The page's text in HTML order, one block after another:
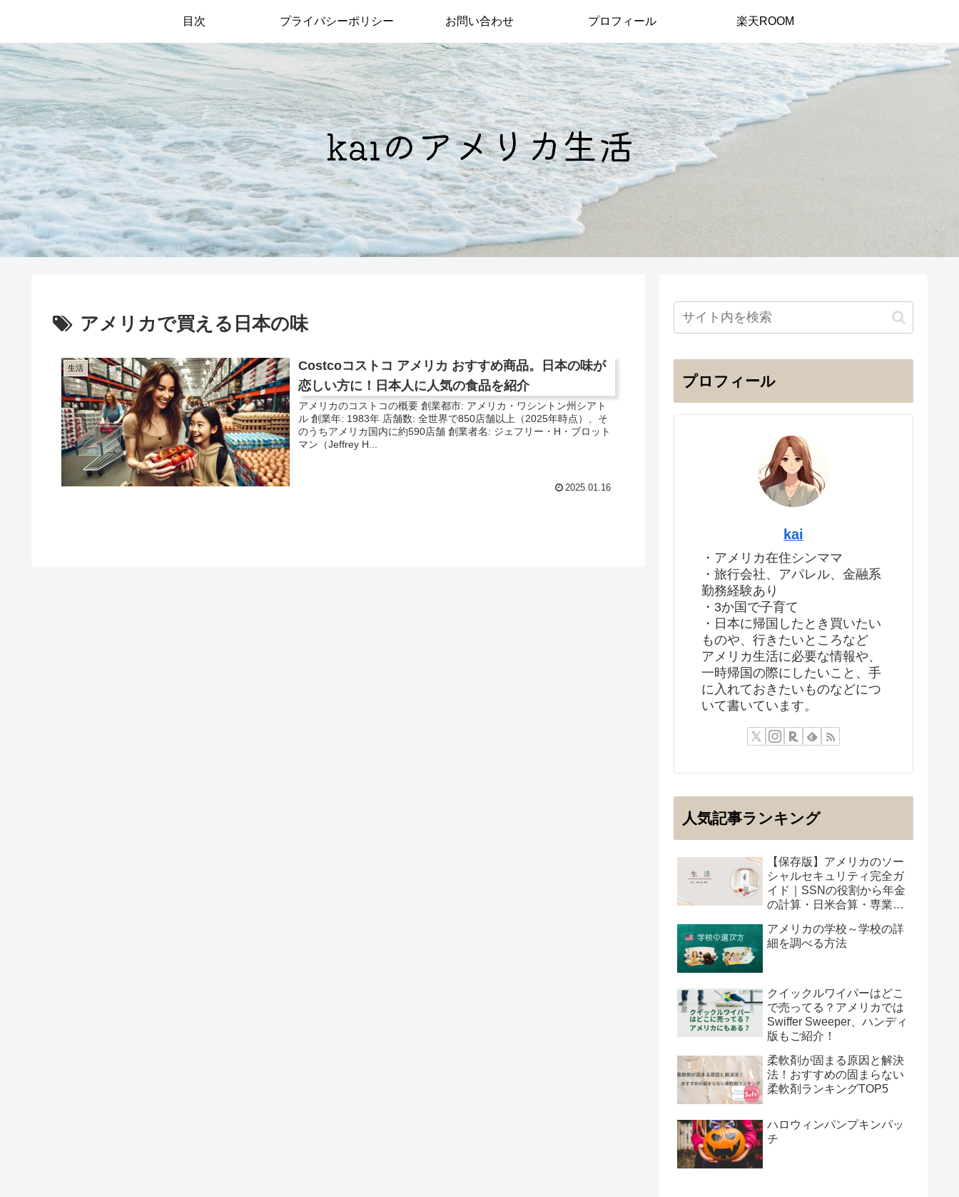
目次 プライバシーポリシー お問い合わせ プロフィール 楽天ROOM
アメリカで買える日本の味
生活
Costcoコストコ アメリカ おすすめ商品。日本の味が
恋しい方に！日本人に人気の食品を紹介
アメリカのコストコの概要 創業都市: アメリカ・ワシントン州シアト
ル 創業年: 1983年 店舗数: 全世界で850店舗以上（2025年時点）、そ
のうちアメリカ国内に約590店舗 創業者名: ジェフリー・H・ブロット
マン（Jeffrey H...
2025.01.16
プロフィール
kai
・アメリカ在住シンママ
・旅行会社、アパレル、金融系
勤務経験あり
・3か国で子育て
・日本に帰国したとき買いたい
ものや、行きたいところなど
アメリカ生活に必要な情報や、
一時帰国の際にしたいこと、手
に入れておきたいものなどにつ
いて書いています。
人気記事ランキング
【保存版】アメリカのソー
シャルセキュリティ完全ガ
イド｜SSNの役割から年金
の計算・日米合算・専業主
アメリカの学校～学校の詳
細を調べる方法
クイックルワイパーはどこ
で売ってる？アメリカでは
Swiffer Sweeper、ハンディ
版もご紹介！
柔軟剤が固まる原因と解決
法！おすすめの固まらない
柔軟剤ランキングTOP5
ハロウィンパンプキンパッ
チ